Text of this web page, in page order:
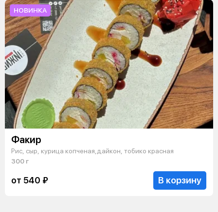
НОВИНКА
Факир
Рис, сыр, курица копченая,дайкон, тобико красная
300 г
от 540 ₽ В корзину